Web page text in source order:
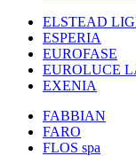
ELSTEAD
ESPERIA
EUROFASE
EUROLUCE
EXENIA
FABBIAN
FARO
FLOS spa